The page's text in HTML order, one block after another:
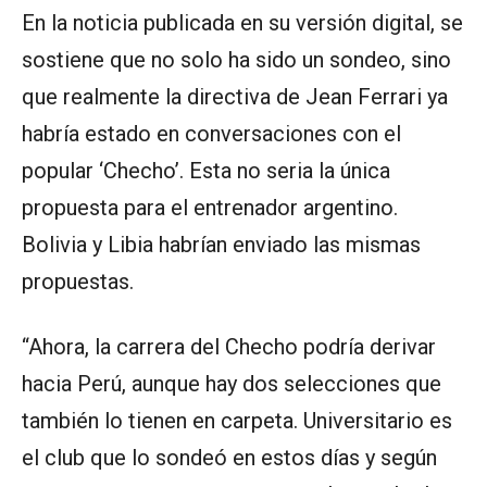
En la noticia publicada en su versión digital, se
sostiene que no solo ha sido un sondeo, sino
que realmente la directiva de Jean Ferrari ya
habría estado en conversaciones con el
popular ‘Checho’. Esta no seria la única
propuesta para el entrenador argentino.
Bolivia y Libia habrían enviado las mismas
propuestas.
“Ahora, la carrera del Checho podría derivar
hacia Perú, aunque hay dos selecciones que
también lo tienen en carpeta. Universitario es
el club que lo sondeó en estos días y según